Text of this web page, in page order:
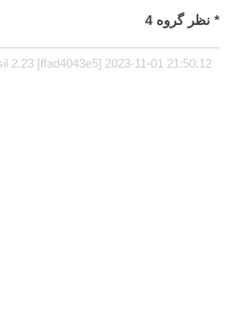
* نظر گروه 4
2.23 [ffad4043e5] 2023-11-01 21:50:12